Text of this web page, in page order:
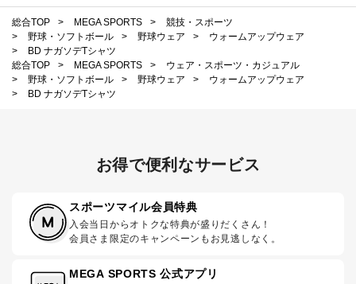
総合TOP > MEGA SPORTS >
競技・スポーツ
>
野球・ソフトボール > 野球ウェア >
ウォームアップウェア
>
BD ナガソデTシャツ
総合TOP
> MEGA SPORTS >
ウェア・スポーツ・カジュアル
>
野球・ソフトボール > 野球ウェア >
ウォームアップウェア
>
BD ナガソデTシャツ
お得で便利なサービス
スポーツマイル会員特典
入会当日からオトクな特典が盛りだくさん！
会員さま限定のキャンペーンもお見逃しなく。
MEGA SPORTS 公式アプリ